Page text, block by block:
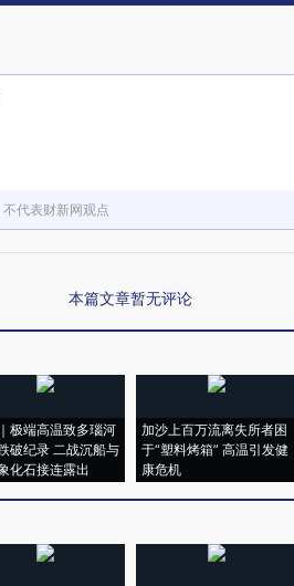
代表财新网观点
本篇文章暂无评论
极端高温致多瑙河
破纪录 二战沉船与
化石接连露出
加沙上百万流离失所者困
于“塑料烤箱” 高温引发健
康危机